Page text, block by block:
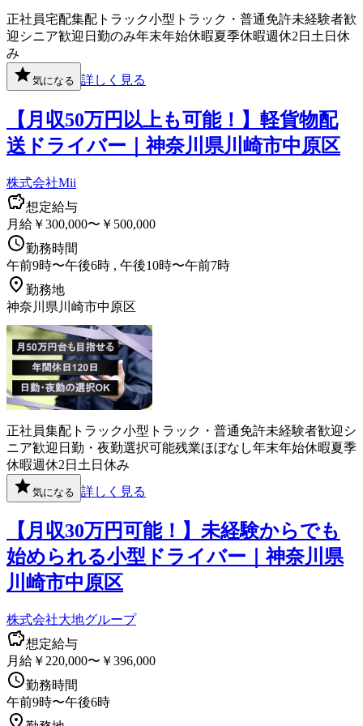
正社員宅配集配 トラック小型トラック・普通免許未経験者歓
迎 シニア歓迎 日勤のみ年末年始休暇夏季休暇週休2日 土日休
み
気になる 詳しく見る
【月収50万円以上も可能！】軽貨物配
送ドライバー｜神奈川県川崎市中原区
株式会社Mii
想定給与
月給￥300,000〜￥500,000
勤務時間
午前9時〜午後6時 , 午後10時〜午前7時
勤務地
神奈川県川崎市中原区
正社員集配 トラック小型トラック・普通免許未経験者歓迎 シ
ニア歓迎 日勤・夜勤選択可能残業ほぼなし年末年始休暇夏季
休暇週休2日 土日休み
気になる 詳しく見る
【月収30万円可能！】未経験からでも
始められる小型ドライバー｜神奈川県
川崎市中原区
株式会社大地グループ
想定給与
月給￥220,000〜￥396,000
勤務時間
午前9時〜午後6時